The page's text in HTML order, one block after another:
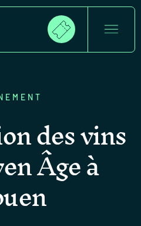
des vins
Âge à